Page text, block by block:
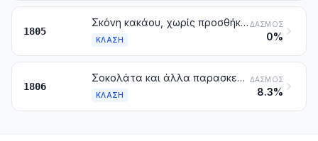
1805
Σκόνη κακάου, χωρίς προσθήκη ζάχαρης ή άλλων γλυκαντικών
ΚΛΆΣΗ
ΔΑΣΜΌΣ
0%
1806
Σοκολάτα και άλλα παρασκευάσματα διατροφής που περιέχουν κακάο
ΚΛΆΣΗ
ΔΑΣΜΌΣ
8.3%